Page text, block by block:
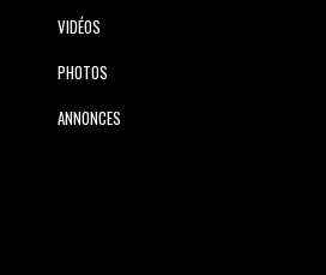
VIDÉOS
PHOTOS
ANNONCES